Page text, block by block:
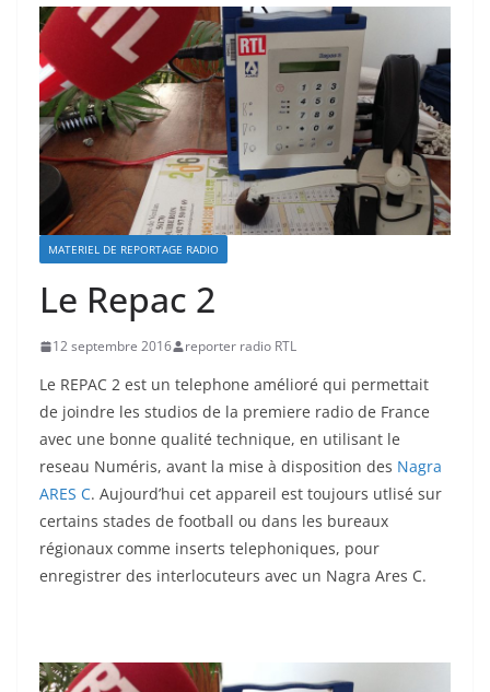
MATERIEL DE REPORTAGE RADIO
Le Repac 2
12 septembre 2016 reporter radio RTL
Le REPAC 2 est un telephone amélioré qui permettait
de joindre les studios de la premiere radio de France
avec une bonne qualité technique, en utilisant le
reseau Numéris, avant la mise à disposition des Nagra
ARES C. Aujourd’hui cet appareil est toujours utlisé sur
certains stades de football ou dans les bureaux
régionaux comme inserts telephoniques, pour
enregistrer des interlocuteurs avec un Nagra Ares C.